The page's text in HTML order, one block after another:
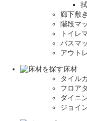
廊下敷き
階段マ
トイレ
バスマ
アウト
床材
タイル
フロア
ダイニ
ジョイ